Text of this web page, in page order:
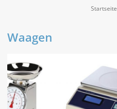
Gedeckter Tisch
Buffet
Startseite
Waagen